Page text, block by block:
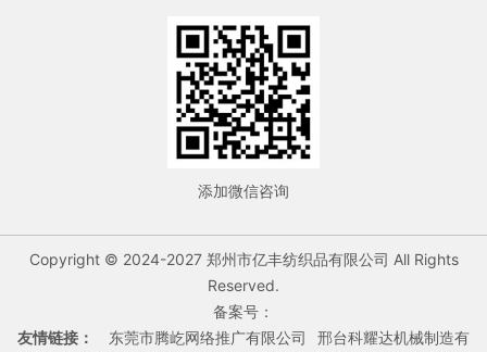
添加微信咨询
Copyright © 2024-2027 郑州市亿丰纺织品有限公司 All Rights
Reserved.
备案号：
友情链接：
东莞市腾屹网络推广有限公司
邢台科耀达机械制造有